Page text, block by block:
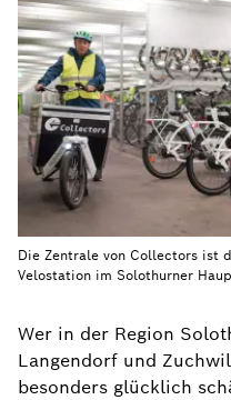
Die Zentrale von Collectors ist
Velostation im Solothurner
Wer in der Region
Langendorf und
besonders glücklich